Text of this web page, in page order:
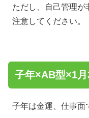
ただし、自己管理が
注意してください。
子年×AB型×1
子年は金運、仕事面